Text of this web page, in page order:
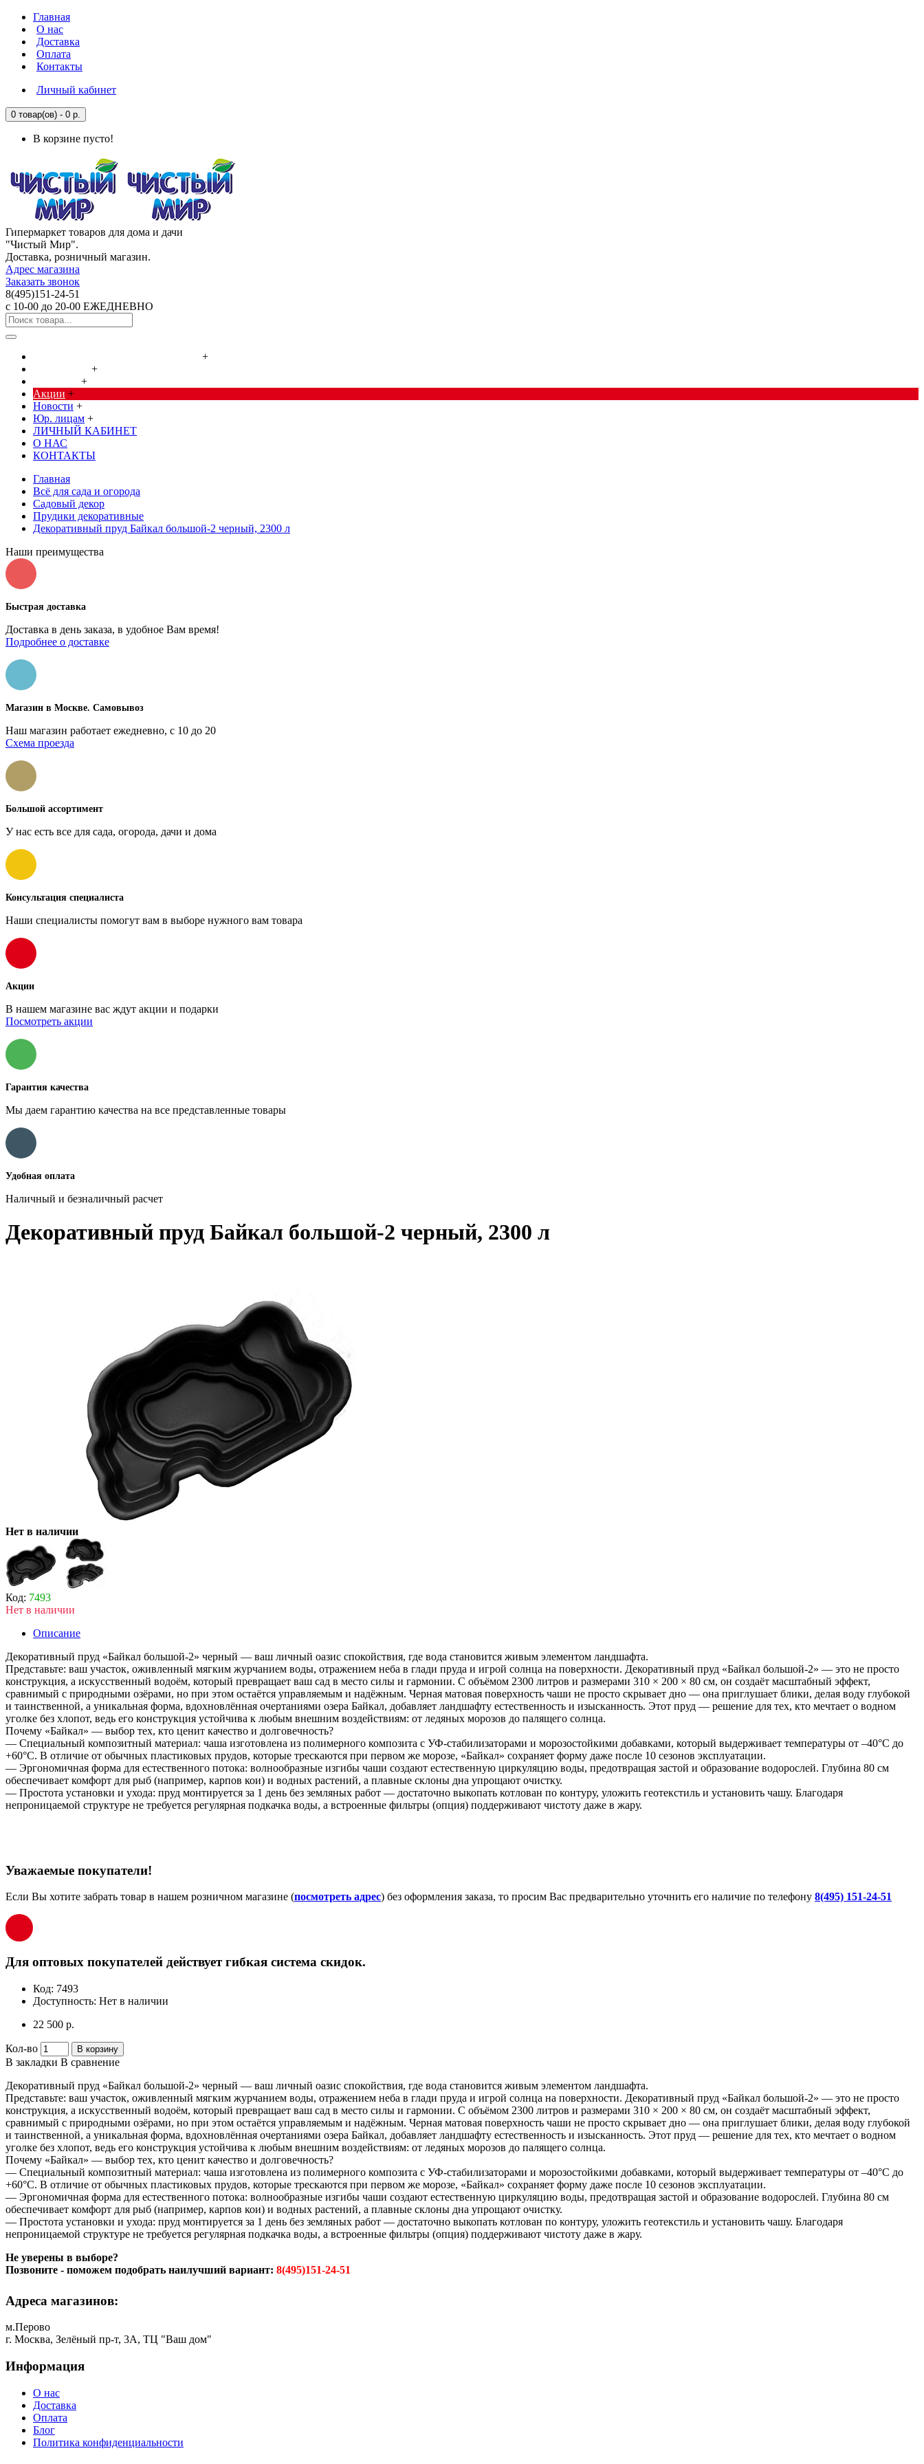
Главная
О нас
Доставка
Оплата
Контакты
Личный кабинет
0 товар(ов) - 0 р.
В корзине пусто!
Гипермаркет товаров для дома и дачи
"Чистый Мир".
Доставка, розничный магазин.
Адрес магазина
Заказать звонок
8(495)151-24-51
с 10-00 до 20-00 ЕЖЕДНЕВНО
+
+
+
Акции +
Новости +
Юр. лицам +
ЛИЧНЫЙ КАБИНЕТ
О НАС
КОНТАКТЫ
Главная
Всё для сада и огорода
Садовый декор
Прудики декоративные
Декоративный пруд Байкал большой-2 черный, 2300 л
Наши преимущества
Быстрая доставка
Доставка в день заказа, в удобное Вам время!
Подробнее о доставке
Магазин в Москве. Самовывоз
Наш магазин работает ежедневно, с 10 до 20
Схема проезда
Большой ассортимент
У нас есть все для сада, огорода, дачи и дома
Консультация специалиста
Наши специалисты помогут вам в выборе нужного вам товара
Акции
В нашем магазине вас ждут акции и подарки
Посмотреть акции
Гарантия качества
Мы даем гарантию качества на все представленные товары
Удобная оплата
Наличный и безналичный расчет
Декоративный пруд Байкал большой-2 черный, 2300 л
Нет в наличии
Код: 7493
Нет в наличии
Описание
Декоративный пруд «Байкал большой-2» черный — ваш личный оазис спокойствия, где вода становится живым элементом ландшафта.
Представьте: ваш участок, оживленный мягким журчанием воды, отражением неба в глади пруда и игрой солнца на поверхности. Декоративный пруд «Байкал большой-2» — это не просто
конструкция, а искусственный водоём, который превращает ваш сад в место силы и гармонии. С объёмом 2300 литров и размерами 310 × 200 × 80 см, он создаёт масштабный эффект,
сравнимый с природными озёрами, но при этом остаётся управляемым и надёжным. Черная матовая поверхность чаши не просто скрывает дно — она приглушает блики, делая воду глубокой
и таинственной, а уникальная форма, вдохновлённая очертаниями озера Байкал, добавляет ландшафту естественность и изысканность. Этот пруд — решение для тех, кто мечтает о водном
уголке без хлопот, ведь его конструкция устойчива к любым внешним воздействиям: от ледяных морозов до палящего солнца.
Почему «Байкал» — выбор тех, кто ценит качество и долговечность?
— Специальный композитный материал: чаша изготовлена из полимерного композита с УФ-стабилизаторами и морозостойкими добавками, который выдерживает температуры от –40°C до
+60°C. В отличие от обычных пластиковых прудов, которые трескаются при первом же морозе, «Байкал» сохраняет форму даже после 10 сезонов эксплуатации.
— Эргономичная форма для естественного потока: волнообразные изгибы чаши создают естественную циркуляцию воды, предотвращая застой и образование водорослей. Глубина 80 см
обеспечивает комфорт для рыб (например, карпов кои) и водных растений, а плавные склоны дна упрощают очистку.
— Простота установки и ухода: пруд монтируется за 1 день без земляных работ — достаточно выкопать котлован по контуру, уложить геотекстиль и установить чашу. Благодаря
непроницаемой структуре не требуется регулярная подкачка воды, а встроенные фильтры (опция) поддерживают чистоту даже в жару.
Уважаемые покупатели!
Если Вы хотите забрать товар в нашем розничном магазине (посмотреть адрес) без оформления заказа, то просим Вас предварительно уточнить его наличие по телефону 8(495) 151-24-51
Для оптовых покупателей действует гибкая система скидок.
Код: 7493
Доступность: Нет в наличии
22 500 р.
Кол-во В корзину
В закладки В сравнение
Декоративный пруд «Байкал большой-2» черный — ваш личный оазис спокойствия, где вода становится живым элементом ландшафта.
Представьте: ваш участок, оживленный мягким журчанием воды, отражением неба в глади пруда и игрой солнца на поверхности. Декоративный пруд «Байкал большой-2» — это не просто
конструкция, а искусственный водоём, который превращает ваш сад в место силы и гармонии. С объёмом 2300 литров и размерами 310 × 200 × 80 см, он создаёт масштабный эффект,
сравнимый с природными озёрами, но при этом остаётся управляемым и надёжным. Черная матовая поверхность чаши не просто скрывает дно — она приглушает блики, делая воду глубокой
и таинственной, а уникальная форма, вдохновлённая очертаниями озера Байкал, добавляет ландшафту естественность и изысканность. Этот пруд — решение для тех, кто мечтает о водном
уголке без хлопот, ведь его конструкция устойчива к любым внешним воздействиям: от ледяных морозов до палящего солнца.
Почему «Байкал» — выбор тех, кто ценит качество и долговечность?
— Специальный композитный материал: чаша изготовлена из полимерного композита с УФ-стабилизаторами и морозостойкими добавками, который выдерживает температуры от –40°C до
+60°C. В отличие от обычных пластиковых прудов, которые трескаются при первом же морозе, «Байкал» сохраняет форму даже после 10 сезонов эксплуатации.
— Эргономичная форма для естественного потока: волнообразные изгибы чаши создают естественную циркуляцию воды, предотвращая застой и образование водорослей. Глубина 80 см
обеспечивает комфорт для рыб (например, карпов кои) и водных растений, а плавные склоны дна упрощают очистку.
— Простота установки и ухода: пруд монтируется за 1 день без земляных работ — достаточно выкопать котлован по контуру, уложить геотекстиль и установить чашу. Благодаря
непроницаемой структуре не требуется регулярная подкачка воды, а встроенные фильтры (опция) поддерживают чистоту даже в жару.
Не уверены в выборе?
Позвоните - поможем подобрать наилучший вариант: 8(495)151-24-51
Адреса магазинов:
м.Перово
г. Москва, Зелёный пр-т, 3А, ТЦ "Ваш дом"
Информация
О нас
Доставка
Оплата
Блог
Политика конфиденциальности